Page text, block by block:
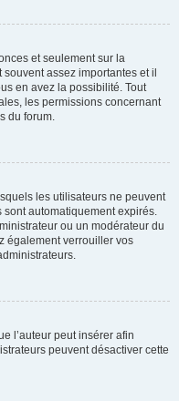
et seulement sur la
assez importantes et il
en avez la possibilité. Tout
les permissions concernant
du forum.
les utilisateurs ne peuvent
automatiquement expirés.
ou un modérateur du
également verrouiller vos
l’auteur peut insérer afin
peuvent désactiver cette